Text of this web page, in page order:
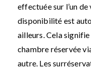
effectuée sur l’un
disponibilité est
ailleurs. Cela signifie
chambre réservée
autre. Les